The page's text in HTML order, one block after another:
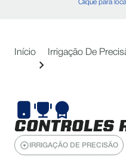
Clique para
Início
Irrigação De
CONTROLES
IRRIGAÇÃO DE PRECISÃO